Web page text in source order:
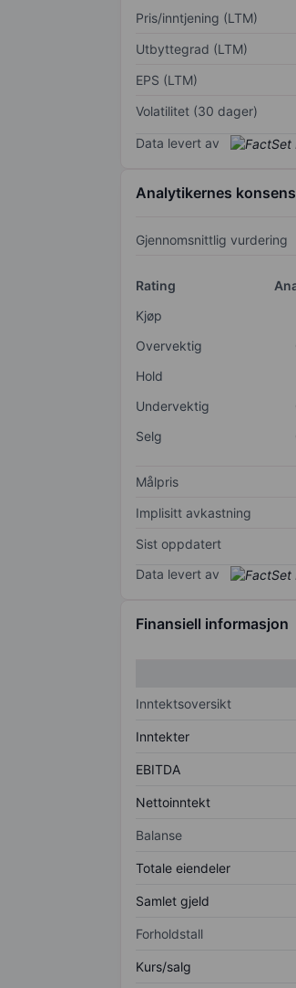
Pris/inntjening (LTM)
Utbyttegrad (LTM)
EPS (LTM)
Volatilitet (30 dager)
Data levert av
Analytikernes
Gjennomsnittlig vurdering
Rating
Kjøp
Overvektig
Hold
Undervektig
Selg
Målpris
Implisitt avkastning
Sist oppdatert
Data levert av
Finansiell informasjon
Inntektsoversikt
Inntekter
EBITDA
Nettoinntekt
Balanse
Totale eiendeler
Samlet gjeld
Forholdstall
Kurs/salg